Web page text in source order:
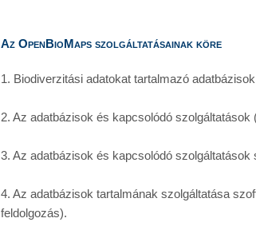
Az OpenBioMaps szolgáltatásainak köre
1. Biodiverzitási adatokat tartalmazó
2. Az adatbázisok és kapcsolódó
3. Az adatbázisok és kapcsolódó
4. Az adatbázisok tartalmának szolgáltatása
feldolgozás).